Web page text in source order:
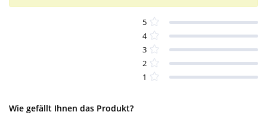
5
4
3
2
1
Wie gefällt Ihnen das Produkt?